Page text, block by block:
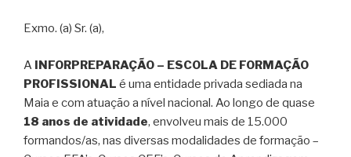
Exmo. (a) Sr. (a),
A INFORPREPARAÇÃO – ESCOLA DE FORMAÇÃO
PROFISSIONAL é uma entidade privada sediada na
Maia e com atuação a nível nacional. Ao longo de quase
18 anos de atividade, envolveu mais de 15.000
formandos/as, nas diversas modalidades de formação –